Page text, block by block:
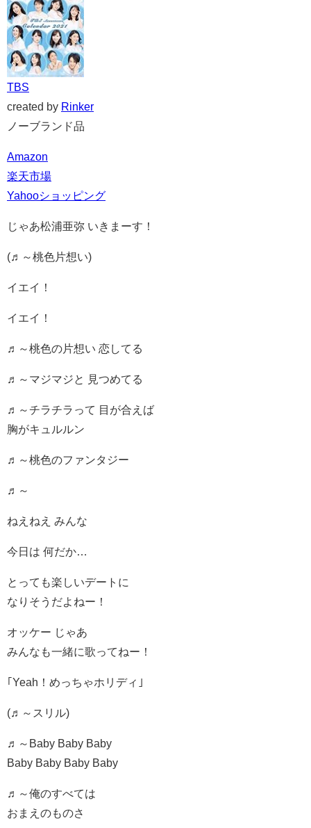
TBS
created by Rinker
ノーブランド品
Amazon
楽天市場
Yahooショッピング
じゃあ松浦亜弥 いきまーす！
(♬～桃色片想い)
イエイ！
イエイ！
♬～桃色の片想い 恋してる
♬～マジマジと 見つめてる
♬～チラチラって 目が合えば
胸がキュルルン
♬～桃色のファンタジー
♬～
ねえねえ みんな
今日は 何だか…
とっても楽しいデートに
なりそうだよねー！
オッケー じゃあ
みんなも一緒に歌ってねー！
｢Yeah！めっちゃホリディ｣
(♬～スリル)
♬～Baby Baby Baby
Baby Baby Baby Baby
♬～俺のすべては
おまえのものさ